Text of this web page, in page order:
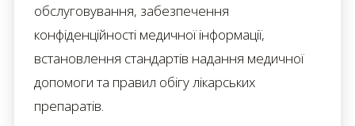
обслуговування, забезпечення
конфіденційності медичної інформації,
встановлення стандартів надання медичної
допомоги та правил обігу лікарських
препаратів.